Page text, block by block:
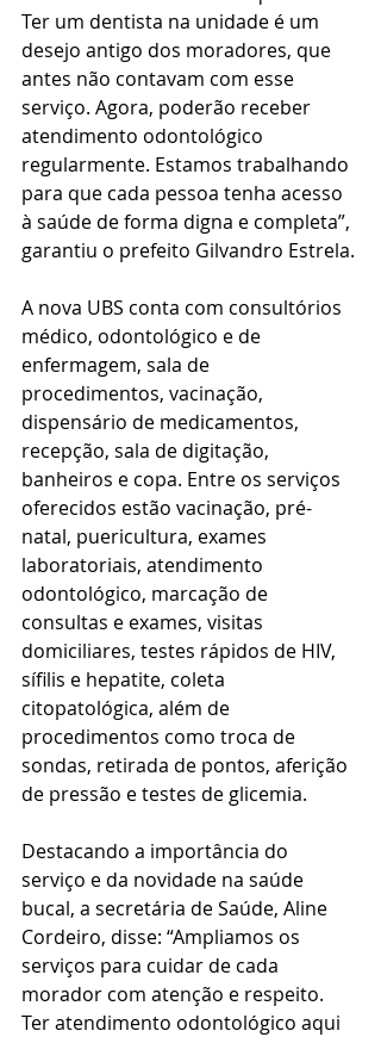
Ter um dentista na unidade é um
desejo antigo dos moradores, que
antes não contavam com esse
serviço. Agora, poderão receber
atendimento odontológico
regularmente. Estamos trabalhando
para que cada pessoa tenha acesso
à saúde de forma digna e completa”,
garantiu o prefeito Gilvandro Estrela.
A nova UBS conta com consultórios
médico, odontológico e de
enfermagem, sala de
procedimentos, vacinação,
dispensário de medicamentos,
recepção, sala de digitação,
banheiros e copa. Entre os serviços
oferecidos estão vacinação, pré-
natal, puericultura, exames
laboratoriais, atendimento
odontológico, marcação de
consultas e exames, visitas
domiciliares, testes rápidos de HIV,
sífilis e hepatite, coleta
citopatológica, além de
procedimentos como troca de
sondas, retirada de pontos, aferição
de pressão e testes de glicemia.
Destacando a importância do
serviço e da novidade na saúde
bucal, a secretária de Saúde, Aline
Cordeiro, disse: “Ampliamos os
serviços para cuidar de cada
morador com atenção e respeito.
Ter atendimento odontológico aqui